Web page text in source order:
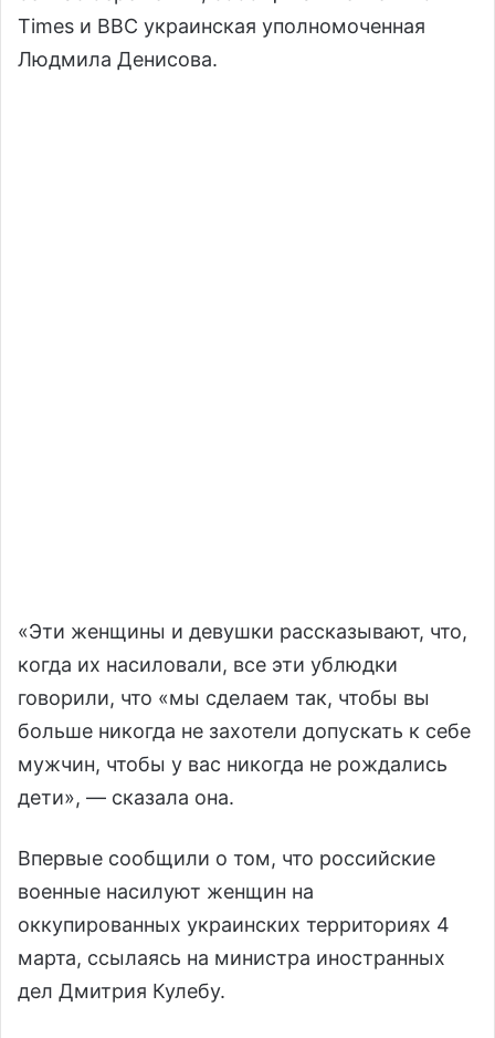
Times и BBC украинская уполномоченная
Людмила Денисова.
«Эти женщины и девушки рассказывают, что,
когда их насиловали, все эти ублюдки
говорили, что «мы сделаем так, чтобы вы
больше никогда не захотели допускать к себе
мужчин, чтобы у вас никогда не рождались
дети», — сказала она.
Впервые сообщили о том, что российские
военные насилуют женщин на
оккупированных украинских территориях 4
марта, ссылаясь на министра иностранных
дел Дмитрия Кулебу.